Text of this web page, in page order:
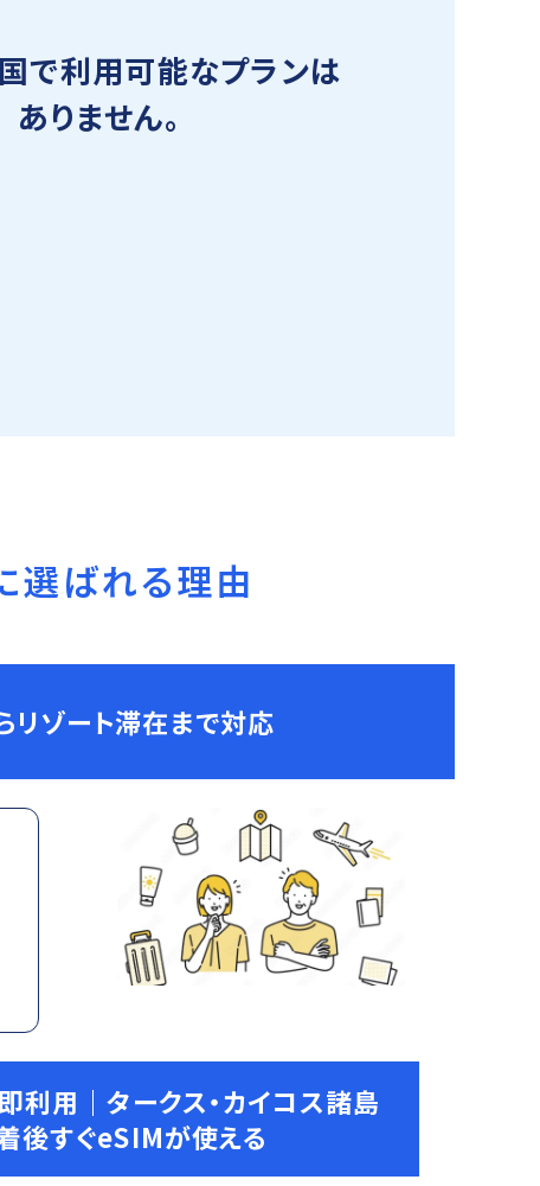
で利用可能なプランは
ありません。
選ばれる理由
リゾート滞在まで対応
利用｜タークス・カイコス諸島
後すぐeSIMが使える